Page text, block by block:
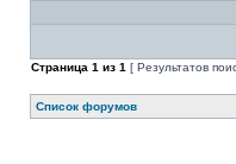
Страница 1 из 1 [ Результатов
Список форумов